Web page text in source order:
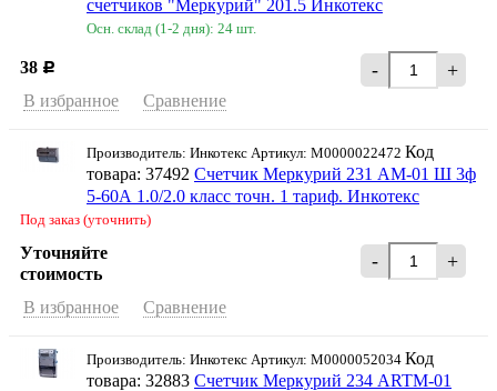
счетчиков "Меркурий" 201.5 Инкотекс
Осн. склад (1-2 дня): 24 шт.
38 Р - +
В избранное Сравнение
Производитель: Инкотекс Артикул: М0000022472 Код
товара: 37492 Счетчик Меркурий 231 АМ-01 Ш 3ф
5-60А 1.0/2.0 класс точн. 1 тариф. Инкотекс
Под заказ (уточнить)
Уточняйте
стоимость
- +
В избранное Сравнение
Производитель: Инкотекс Артикул: М0000052034 Код
товара: 32883 Счетчик Меркурий 234 ARTM-01